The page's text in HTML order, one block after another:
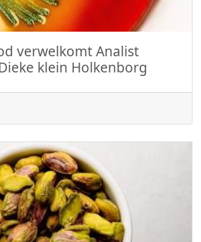
verwelkomt Analist
klein Holkenborg